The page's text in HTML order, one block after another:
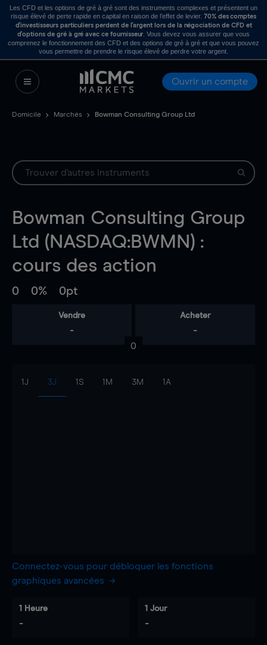
Les CFD et les options de gré à gré sont des instruments complexes et présentent un
risque élevé de perte rapide en capital en raison de l’effet de levier. 70% des comptes
d’investisseurs particuliers perdent de l’argent lors de la négociation de CFD et
d’options de gré à gré avec ce fournisseur . Vous devez vous assurer que vous
comprenez le fonctionnement des CFD et des options de gré à gré et que vous pouvez
vous permettre de prendre le risque élevé de perdre votre argent.
Ouvrir un compte
Domicile Marchés Bowman Consulting Group Ltd
Bowman Consulting Group
Ltd (NASDAQ:BWMN) :
cours des action
0 0% 0pt
Vendre
-
Acheter
-
0
1J 3J 1S 1M 3M 1A
Connectez-vous pour débloquer les fonctions
graphiques avancées
1 Heure
-
1 Jour
-